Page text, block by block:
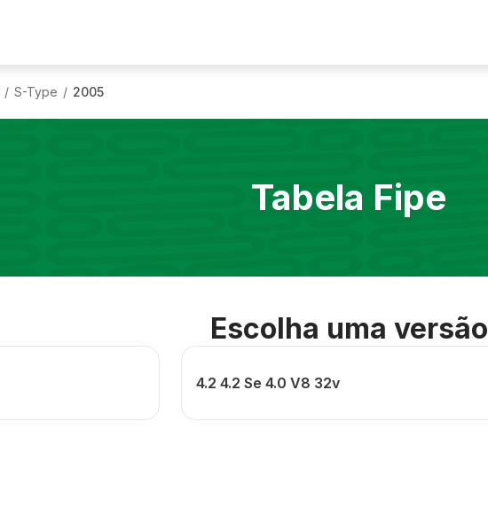
/ S-Type / 2005
Tabela Fipe
Escolha uma versão
4.2 4.2 Se 4.0 V8 32v